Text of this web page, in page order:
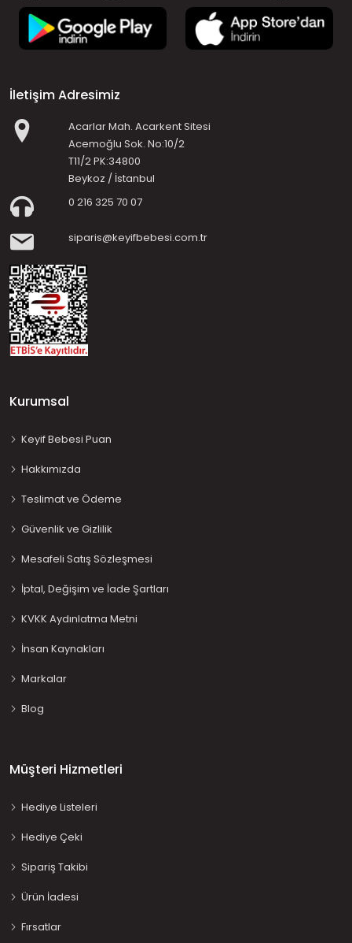
İletişim Adresimiz
Acarlar Mah. Acarkent Sitesi
Acemoğlu Sok. No:10/2
T11/2 PK:34800
Beykoz / İstanbul
0 216 325 70 07
siparis@keyifbebesi.com.tr
Kurumsal
Keyif Bebesi Puan
Hakkımızda
Teslimat ve Ödeme
Güvenlik ve Gizlilik
Mesafeli Satış Sözleşmesi
İptal, Değişim ve İade Şartları
KVKK Aydınlatma Metni
İnsan Kaynakları
Markalar
Blog
Müşteri Hizmetleri
Hediye Listeleri
Hediye Çeki
Sipariş Takibi
Ürün İadesi
Fırsatlar